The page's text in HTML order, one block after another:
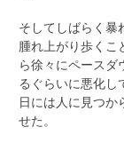
そしてしばらく暴
腫れ上がり歩くこ
ら徐々にペースダ
るぐらいに悪化し
日には人に見つか
せた。